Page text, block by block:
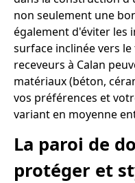
non seulement une
également d'éviter les
surface inclinée vers
receveurs à Calan
matériaux (béton,
vos préférences et
variant en moyenne
La paroi de
protéger et